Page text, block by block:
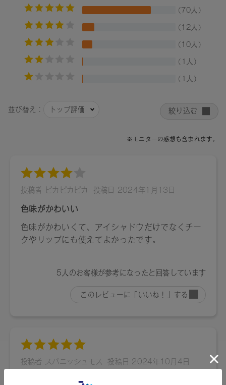
アスピノサ核油、カニナバラ果実油、マイカ、酸化チタン、
酸化鉄、赤２０２、酸化スズ、グンジョウ
11：トリ（カプリル酸／カプリン酸）グリセリル、トリイソ
ステアリン酸ポリグリセリル－２、タルク、植物性スクワラ
ン、パルミチン酸デキストリン、シリカ、ダイマージリノー
ル酸ダイマージリノレイルビス（ベヘニル／イソステアリル
／フィトステリル）、水酸化Al、トコフェロール、アルガニ
酸化鉄、黄4、赤２０２、酸化スズ
ステアリン酸ポリグリセリル－２、タルク、植物性スクワラ
／フィトステリル）、トコフェロール、水酸化Al、アルガニ
アスピノサ核油、カニナバラ果実油、マイカ、酸化鉄、酸化
チタン
13：トリ（カプリル酸／カプリン酸）グリセリル、トリイソ
ステアリン酸ポリグリセリル－２、タルク、植物性スクワラ
ン、パルミチン酸デキストリン、シリカ、ダイマージリノー
ル酸ダイマージリノレイルビス（ベヘニル／イソステアリル
酸化鉄、赤２０２、グンジョウ
14：トリイソステアリン酸ポリグリセリル－２、トリ（カプ
／フィトステリル）、トコフェロール、アルガニアスピノサ
核油、カニナバラ果実油、水酸化Al、マイカ、黄４、酸化チ
タン、赤２０２、酸化鉄
15：トリイソステアリン酸ポリグリセリル－２、トリ（カプ